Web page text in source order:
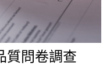
質問卷調查